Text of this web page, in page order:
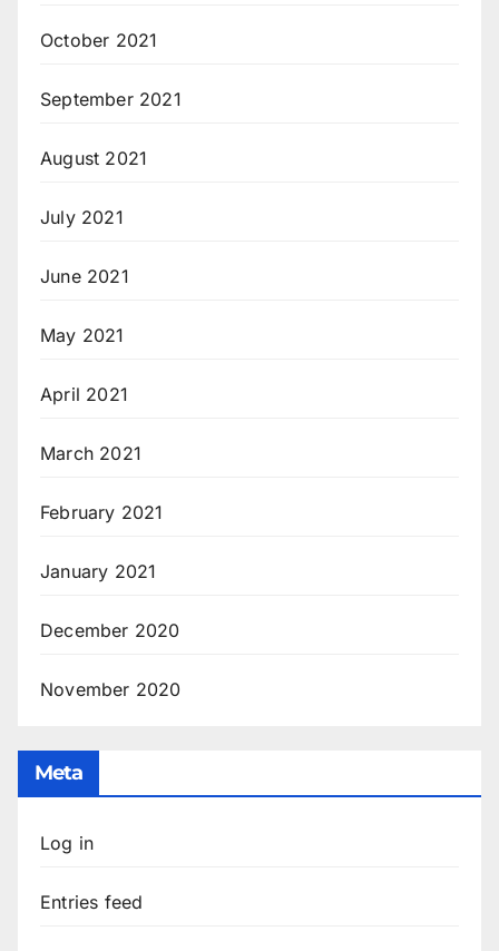
October 2021
September 2021
August 2021
July 2021
June 2021
May 2021
April 2021
March 2021
February 2021
January 2021
December 2020
November 2020
Meta
Log in
Entries feed